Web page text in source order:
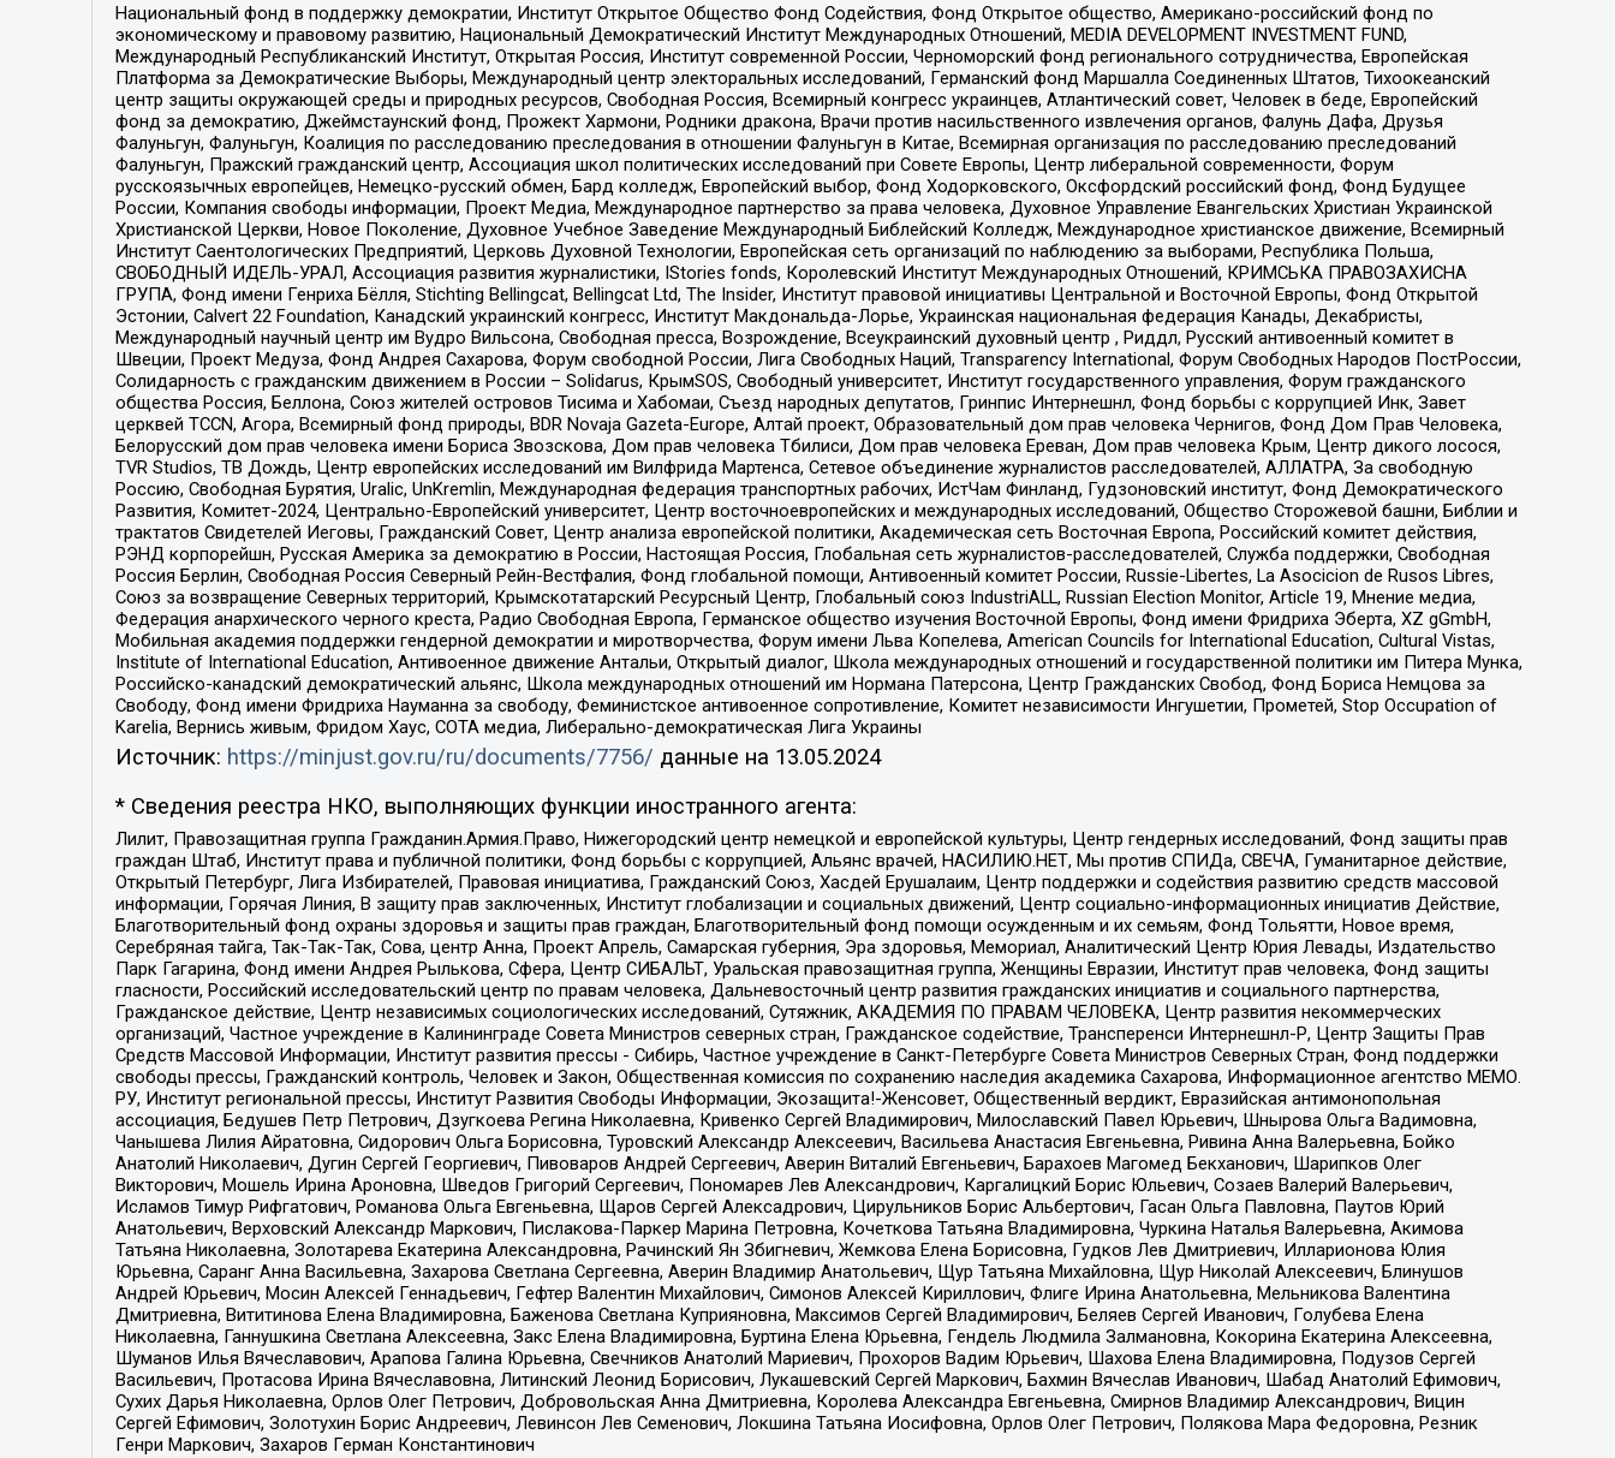
Национальный фонд в поддержку демократии, Институт Открытое Общество Фонд Содействия, Фонд Открытое общество, Американо-российский фонд по
экономическому и правовому развитию, Национальный Демократический Институт Международных Отношений, MEDIA DEVELOPMENT INVESTMENT FUND,
Международный Республиканский Институт, Открытая Россия, Институт современной России, Черноморский фонд регионального сотрудничества, Европейская
Платформа за Демократические Выборы, Международный центр электоральных исследований, Германский фонд Маршалла Соединенных Штатов, Тихоокеанский
центр защиты окружающей среды и природных ресурсов, Свободная Россия, Всемирный конгресс украинцев, Атлантический совет, Человек в беде, Европейский
фонд за демократию, Джеймстаунский фонд, Прожект Хармони, Родники дракона, Врачи против насильственного извлечения органов, Фалунь Дафа, Друзья
Фалуньгун, Фалуньгун, Коалиция по расследованию преследования в отношении Фалуньгун в Китае, Всемирная организация по расследованию преследований
Фалуньгун, Пражский гражданский центр, Ассоциация школ политических исследований при Совете Европы, Центр либеральной современности, Форум
русскоязычных европейцев, Немецко-русский обмен, Бард колледж, Европейский выбор, Фонд Ходорковского, Оксфордский российский фонд, Фонд Будущее
России, Компания свободы информации, Проект Медиа, Международное партнерство за права человека, Духовное Управление Евангельских Христиан Украинской
Христианской Церкви, Новое Поколение, Духовное Учебное Заведение Международный Библейский Колледж, Международное христианское движение, Всемирный
Институт Саентологических Предприятий, Церковь Духовной Технологии, Европейская сеть организаций по наблюдению за выборами, Республика Польша,
СВОБОДНЫЙ ИДЕЛЬ-УРАЛ, Ассоциация развития журналистики, IStories fonds, Королевский Институт Международных Отношений, КРИМСЬКА ПРАВОЗАХИСНА
ГРУПА, Фонд имени Генриха Бёлля, Stichting Bellingcat, Bellingcat Ltd, The Insider, Институт правовой инициативы Центральной и Восточной Европы, Фонд Открытой
Эстонии, Calvert 22 Foundation, Канадский украинский конгресс, Институт Макдональда-Лорье, Украинская национальная федерация Канады, Декабристы,
Международный научный центр им Вудро Вильсона, Свободная пресса, Возрождение, Всеукраинский духовный центр , Риддл, Русский антивоенный комитет в
Швеции, Проект Медуза, Фонд Андрея Сахарова, Форум свободной России, Лига Свободных Наций, Transparеncy International, Форум Свободных Народов ПостРоссии,
Солидарность с гражданским движением в России – Solidarus, КрымSOS, Свободный университет, Институт государственного управления, Форум гражданского
общества Россия, Беллона, Союз жителей островов Тисима и Хабомаи, Съезд народных депутатов, Гринпис Интернешнл, Фонд борьбы с коррупцией Инк, Завет
церквей TCCN, Агора, Всемирный фонд природы, BDR Novaja Gazeta-Europe, Алтай проект, Образовательный дом прав человека Чернигов, Фонд Дом Прав Человека,
Белорусский дом прав человека имени Бориса Звозскова, Дом прав человека Тбилиси, Дом прав человека Ереван, Дом прав человека Крым, Центр дикого лосося,
TVR Studios, ТВ Дождь, Центр европейских исследований им Вилфрида Мартенса, Сетевое объединение журналистов расследователей, АЛЛАТРА, За свободную
Россию, Свободная Бурятия, Uralic, UnKremlin, Международная федерация транспортных рабочих, ИстЧам Финланд, Гудзоновский институт, Фонд Демократического
Развития, Комитет-2024, Центрально-Европейский университет, Центр восточноевропейских и международных исследований, Общество Сторожевой башни, Библии и
трактатов Свидетелей Иеговы, Гражданский Совет, Центр анализа европейской политики, Академическая сеть Восточная Европа, Российский комитет действия,
РЭНД корпорейшн, Русская Америка за демократию в России, Настоящая Россия, Глобальная сеть журналистов-расследователей, Служба поддержки, Свободная
Россия Берлин, Свободная Россия Северный Рейн-Вестфалия, Фонд глобальной помощи, Антивоенный комитет России, Russie-Libertes, La Asocicion de Rusos Libres,
Союз за возвращение Северных территорий, Крымскотатарский Ресурсный Центр, Глобальный союз IndustriALL, Russian Election Monitor, Article 19, Мнение медиа,
Федерация анархического черного креста, Радио Свободная Европа, Германское общество изучения Восточной Европы, Фонд имени Фридриха Эберта, XZ gGmbH,
Мобильная академия поддержки гендерной демократии и миротворчества, Форум имени Льва Копелева, American Councils for International Education, Cultural Vistas,
Institute of International Education, Антивоенное движение Антальи, Открытый диалог, Школа международных отношений и государственной политики им Питера Мунка,
Российско-канадский демократический альянс, Школа международных отношений им Нормана Патерсона, Центр Гражданских Свобод, Фонд Бориса Немцова за
Свободу, Фонд имени Фридриха Науманна за свободу, Феминистское антивоенное сопротивление, Комитет независимости Ингушетии, Прометей, Stop Occupation of
Karelia, Вернись живым, Фридом Хаус, СОТА медиа, Либерально-демократическая Лига Украины
Источник: https://minjust.gov.ru/ru/documents/7756/ данные на 13.05.2024
* Сведения реестра НКО, выполняющих функции иностранного агента:
Лилит, Правозащитная группа Гражданин.Армия.Право, Нижегородский центр немецкой и европейской культуры, Центр гендерных исследований, Фонд защиты прав
граждан Штаб, Институт права и публичной политики, Фонд борьбы с коррупцией, Альянс врачей, НАСИЛИЮ.НЕТ, Мы против СПИДа, СВЕЧА, Гуманитарное действие,
Открытый Петербург, Лига Избирателей, Правовая инициатива, Гражданский Союз, Хасдей Ерушалаим, Центр поддержки и содействия развитию средств массовой
информации, Горячая Линия, В защиту прав заключенных, Институт глобализации и социальных движений, Центр социально-информационных инициатив Действие,
Благотворительный фонд охраны здоровья и защиты прав граждан, Благотворительный фонд помощи осужденным и их семьям, Фонд Тольятти, Новое время,
Серебряная тайга, Так-Так-Так, Сова, центр Анна, Проект Апрель, Самарская губерния, Эра здоровья, Мемориал, Аналитический Центр Юрия Левады, Издательство
Парк Гагарина, Фонд имени Андрея Рылькова, Сфера, Центр СИБАЛЬТ, Уральская правозащитная группа, Женщины Евразии, Институт прав человека, Фонд защиты
гласности, Российский исследовательский центр по правам человека, Дальневосточный центр развития гражданских инициатив и социального партнерства,
Гражданское действие, Центр независимых социологических исследований, Сутяжник, АКАДЕМИЯ ПО ПРАВАМ ЧЕЛОВЕКА, Центр развития некоммерческих
организаций, Частное учреждение в Калининграде Совета Министров северных стран, Гражданское содействие, Трансперенси Интернешнл-Р, Центр Защиты Прав
Средств Массовой Информации, Институт развития прессы - Сибирь, Частное учреждение в Санкт-Петербурге Совета Министров Северных Стран, Фонд поддержки
свободы прессы, Гражданский контроль, Человек и Закон, Общественная комиссия по сохранению наследия академика Сахарова, Информационное агентство МЕМО.
РУ, Институт региональной прессы, Институт Развития Свободы Информации, Экозащита!-Женсовет, Общественный вердикт, Евразийская антимонопольная
ассоциация, Бедушев Петр Петрович, Дзугкоева Регина Николаевна, Кривенко Сергей Владимирович, Милославский Павел Юрьевич, Шнырова Ольга Вадимовна,
Чанышева Лилия Айратовна, Сидорович Ольга Борисовна, Туровский Александр Алексеевич, Васильева Анастасия Евгеньевна, Ривина Анна Валерьевна, Бойко
Анатолий Николаевич, Дугин Сергей Георгиевич, Пивоваров Андрей Сергеевич, Аверин Виталий Евгеньевич, Барахоев Магомед Бекханович, Шарипков Олег
Викторович, Мошель Ирина Ароновна, Шведов Григорий Сергеевич, Пономарев Лев Александрович, Каргалицкий Борис Юльевич, Созаев Валерий Валерьевич,
Исламов Тимур Рифгатович, Романова Ольга Евгеньевна, Щаров Сергей Алексадрович, Цирульников Борис Альбертович, Гасан Ольга Павловна, Паутов Юрий
Анатольевич, Верховский Александр Маркович, Пислакова-Паркер Марина Петровна, Кочеткова Татьяна Владимировна, Чуркина Наталья Валерьевна, Акимова
Татьяна Николаевна, Золотарева Екатерина Александровна, Рачинский Ян Збигневич, Жемкова Елена Борисовна, Гудков Лев Дмитриевич, Илларионова Юлия
Юрьевна, Саранг Анна Васильевна, Захарова Светлана Сергеевна, Аверин Владимир Анатольевич, Щур Татьяна Михайловна, Щур Николай Алексеевич, Блинушов
Андрей Юрьевич, Мосин Алексей Геннадьевич, Гефтер Валентин Михайлович, Симонов Алексей Кириллович, Флиге Ирина Анатольевна, Мельникова Валентина
Дмитриевна, Вититинова Елена Владимировна, Баженова Светлана Куприяновна, Максимов Сергей Владимирович, Беляев Сергей Иванович, Голубева Елена
Николаевна, Ганнушкина Светлана Алексеевна, Закс Елена Владимировна, Буртина Елена Юрьевна, Гендель Людмила Залмановна, Кокорина Екатерина Алексеевна,
Шуманов Илья Вячеславович, Арапова Галина Юрьевна, Свечников Анатолий Мариевич, Прохоров Вадим Юрьевич, Шахова Елена Владимировна, Подузов Сергей
Васильевич, Протасова Ирина Вячеславовна, Литинский Леонид Борисович, Лукашевский Сергей Маркович, Бахмин Вячеслав Иванович, Шабад Анатолий Ефимович,
Сухих Дарья Николаевна, Орлов Олег Петрович, Добровольская Анна Дмитриевна, Королева Александра Евгеньевна, Смирнов Владимир Александрович, Вицин
Сергей Ефимович, Золотухин Борис Андреевич, Левинсон Лев Семенович, Локшина Татьяна Иосифовна, Орлов Олег Петрович, Полякова Мара Федоровна, Резник
Генри Маркович, Захаров Герман Константинович